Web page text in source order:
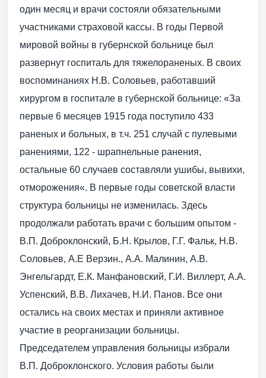
один месяц и врачи состояли обязательными
участниками страховой кассы. В годы Первой
мировой войны в губернской больнице был
развернут госпиталь для тяжелораненых. В своих
воспоминаниях Н.В. Соловьев, работавший
хирургом в госпитале в губернской больнице: «За
первые 6 месяцев 1915 года поступило 433
раненых и больных, в т.ч. 251 случай с пулевыми
ранениями, 122 - шрапнельные ранения,
остальные 60 случаев составляли ушибы, вывихи,
отморожения«. В первые годы советской власти
структура больницы не изменилась. Здесь
продолжали работать врачи с большим опытом -
В.П. Доброклонский, Б.Н. Крылов, Г.Г. Фальк, Н.В.
Соловьев, А.Е Верзин., А.А. Малинин, А.В.
Энгельгардт, Е.К. Манфановский, Г.И. Виллерт, А.А.
Успенский, В.В. Лихачев, Н.И. Панов. Все они
остались на своих местах и приняли активное
участие в реорганизации больницы.
Председателем управления больницы избрали
В.П. Доброклонского. Условия работы были